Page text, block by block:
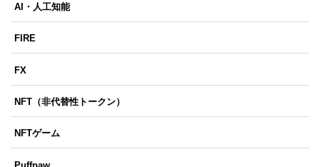
AI・人工知能
FIRE
FX
NFT（非代替性トークン）
NFTゲーム